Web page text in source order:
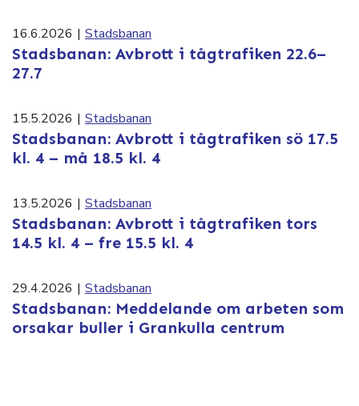
16.6.2026 | Stadsbanan
Stadsbanan: Avbrott i tågtrafiken 22.6–
27.7
15.5.2026 | Stadsbanan
Stadsbanan: Avbrott i tågtrafiken sö 17.5
kl. 4 – må 18.5 kl. 4
13.5.2026 | Stadsbanan
Stadsbanan: Avbrott i tågtrafiken tors
14.5 kl. 4 – fre 15.5 kl. 4
29.4.2026 | Stadsbanan
Stadsbanan: Meddelande om arbeten som
orsakar buller i Grankulla centrum